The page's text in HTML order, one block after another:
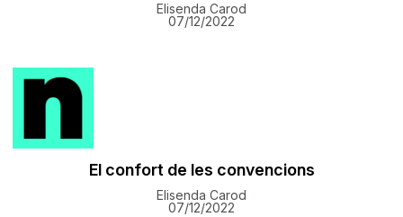
Elisenda Carod
07/12/2022
El confort de les convencions
Elisenda Carod
07/12/2022